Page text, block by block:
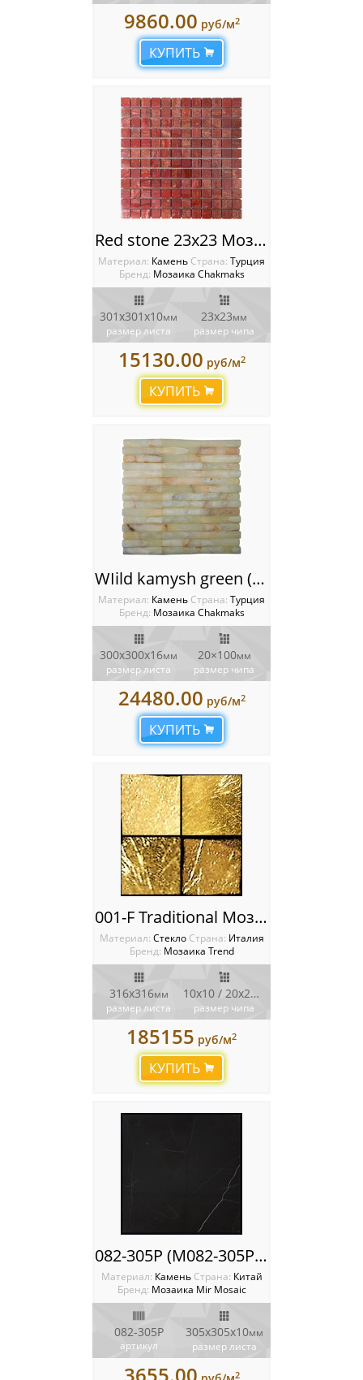
9860.00 руб/м2
КУПИТЬ
Red stone 23х23 Мозаика Chakmaks
Материал: Камень Cтрана: Турция
Бренд: Мозаика Chakmaks
301х301х10мм
размер листа
23х23мм
размер чипа
15130.00 руб/м2
КУПИТЬ
WIild kamysh green (Оникс) Мозаика Chakmaks
Материал: Камень Cтрана: Турция
Бренд: Мозаика Chakmaks
300x300х16мм
размер листа
20×100мм
размер чипа
24480.00 руб/м2
КУПИТЬ
001-F Traditional Мозаика Trend Aureo
Материал: Стекло Cтрана: Италия
Бренд: Мозаика Trend
316х316мм
размер листа
10х10 / 20х20мм
размер чипа
185155 руб/м2
КУПИТЬ
082-305P (M082-305P; M08A-305P)
Материал: Камень Cтрана: Китай
Бренд: Мозаика Mir Mosaic
082-305P
артикул
305x305х10мм
размер листа
2